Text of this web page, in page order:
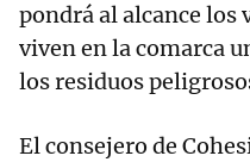
pondrá al alcance los
viven en la comarca
los residuos
El consejero de